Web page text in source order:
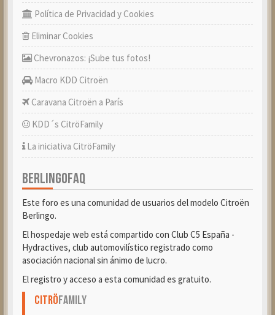
Política de Privacidad y Cookies
Eliminar Cookies
Chevronazos: ¡Sube tus fotos!
Macro KDD Citroën
Caravana Citroën a París
KDD´s CitröFamily
La iniciativa CitröFamily
BERLINGOFAQ
Este foro es una comunidad de usuarios del modelo Citroën
Berlingo.
El hospedaje web está compartido con Club C5 España -
Hydractives, club automovilístico registrado como
asociación nacional sin ánimo de lucro.
El registro y acceso a esta comunidad es gratuito.
CitröFamily